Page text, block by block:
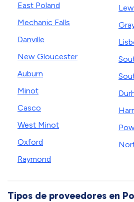
East Poland
Mechanic Falls
Danville
New Gloucester
Auburn
Minot
Casco
West Minot
Oxford
Raymond
Tipos de proveedores en